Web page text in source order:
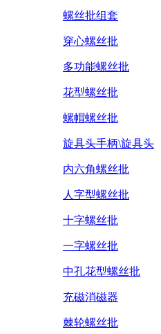
螺丝批组套
穿心螺丝批
多功能螺丝批
花型螺丝批
螺帽螺丝批
旋具头手柄\旋具头
内六角螺丝批
人字型螺丝批
十字螺丝批
一字螺丝批
中孔花型螺丝批
充磁消磁器
棘轮螺丝批